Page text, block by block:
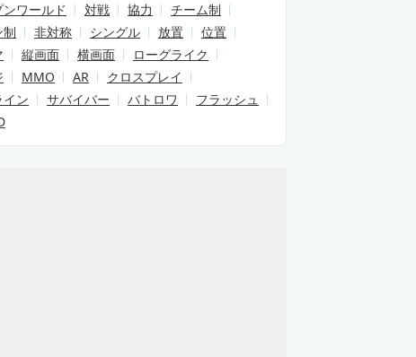
ンワールド
対戦 協力
チーム制
制
非対称 シングル 放置
位置
縦画面 横画面
ローグライク
MMO AR
クロスプレイ
イン
サバイバー バトロワ
フラッシュ